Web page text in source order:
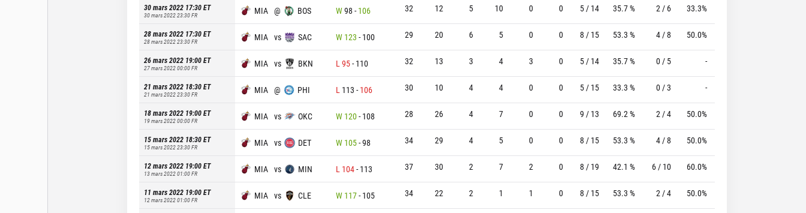
30 mars 2022 17:30ET
30 mars 2022 23:30FR MIA @ BOS W98 - 106 32 12 5 10 0 0 5 / 14 35.7 % 2 / 6 33.3%
28 mars 2022 17:30ET
28 mars 2022 23:30FR MIA vs SAC W 123 - 100 29 20 6 5 0 0 8 / 15 53.3 % 4 / 8 50.0%
26 mars 2022 19:00ET
27 mars 2022 00:00FR MIA vs BKN L 95- 110 32 13 3 4 3 0 5 / 14 35.7 % 0 / 5 -
21 mars 2022 18:30ET
21 mars 2022 23:30FR MIA @ PHI L 113 - 106 30 10 4 4 0 0 5 / 15 33.3 % 0 / 3 -
18 mars 2022 19:00ET
19 mars 2022 00:00FR MIA vs OKC W 120- 108 28 26 4 7 0 0 9 / 13 69.2 % 2 / 4 50.0%
15 mars 2022 18:30ET
15 mars 2022 23:30FR MIA vs DET W 105-98 34 29 4 5 0 0 8 / 15 53.3 % 4 / 8 50.0%
12 mars 2022 19:00ET
13 mars 2022 01:00FR MIA vs MIN L 104- 113 37 30 2 7 2 0 8 / 19 42.1 % 6 / 10 60.0%
11 mars 2022 19:00ET
12 mars 2022 01:00FR MIA vs CLE W 117- 105 34 22 2 1 1 0 8 / 15 53.3 % 2 / 4 50.0%